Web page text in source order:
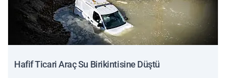
Hafif Ticari Araç Su Birikintisine Düştü